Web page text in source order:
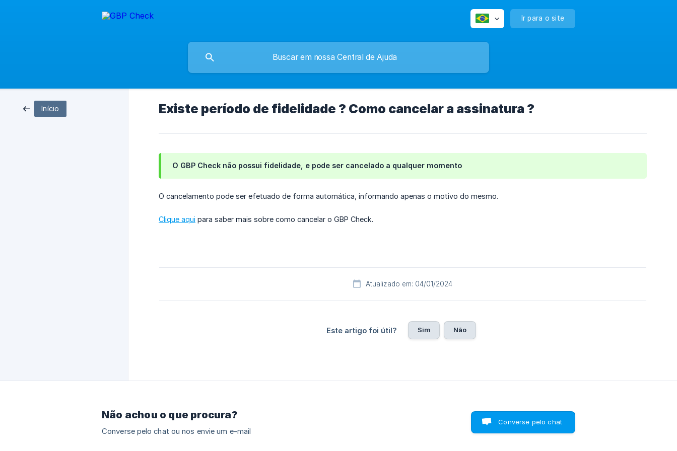
Ir para o site
Início Existe período de fidelidade ? Como cancelar a assinatura ?
O GBP Check não possui fidelidade, e pode ser cancelado a qualquer momento
O cancelamento pode ser efetuado de forma automática, informando apenas o motivo do mesmo.
Clique aqui para saber mais sobre como cancelar o GBP Check.
Atualizado em: 04/01/2024
Este artigo foi útil? Sim Não
Não achou o que procura?
Converse pelo chat ou nos envie um e-mail
Converse pelo chat